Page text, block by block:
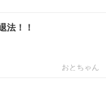
法！！
おとちゃん